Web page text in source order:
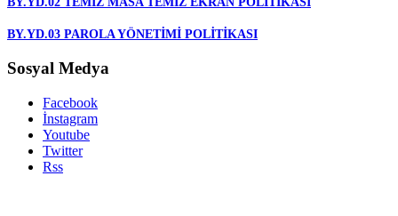
BY.YD.03 PAROLA YÖNETİMİ POLİTİKASI
Sosyal Medya
Facebook
İnstagram
Youtube
Twitter
Rss